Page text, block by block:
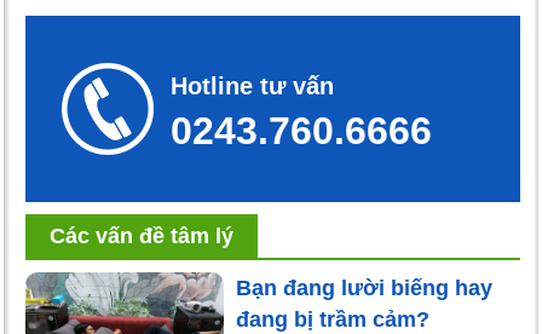
Hotline tư vấn
0243.760.6666
Các vấn đề tâm lý
Bạn đang lười biếng hay
đang bị trầm cảm?